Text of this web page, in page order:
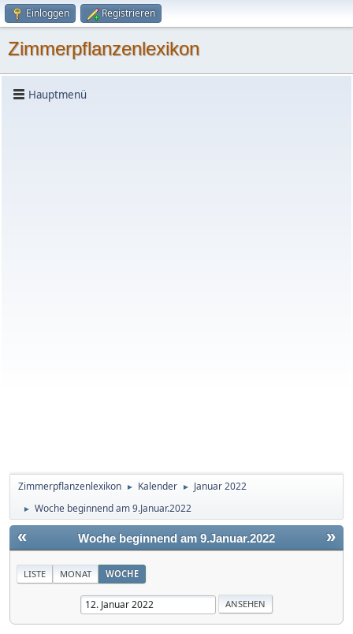
Einloggen Registrieren
Zimmerpflanzenlexikon
Hauptmenü
Zimmerpflanzenlexikon ► Kalender ► Januar 2022
► Woche beginnend am 9.Januar.2022
« »
Woche beginnend am 9.Januar.2022
LISTE MONAT WOCHE